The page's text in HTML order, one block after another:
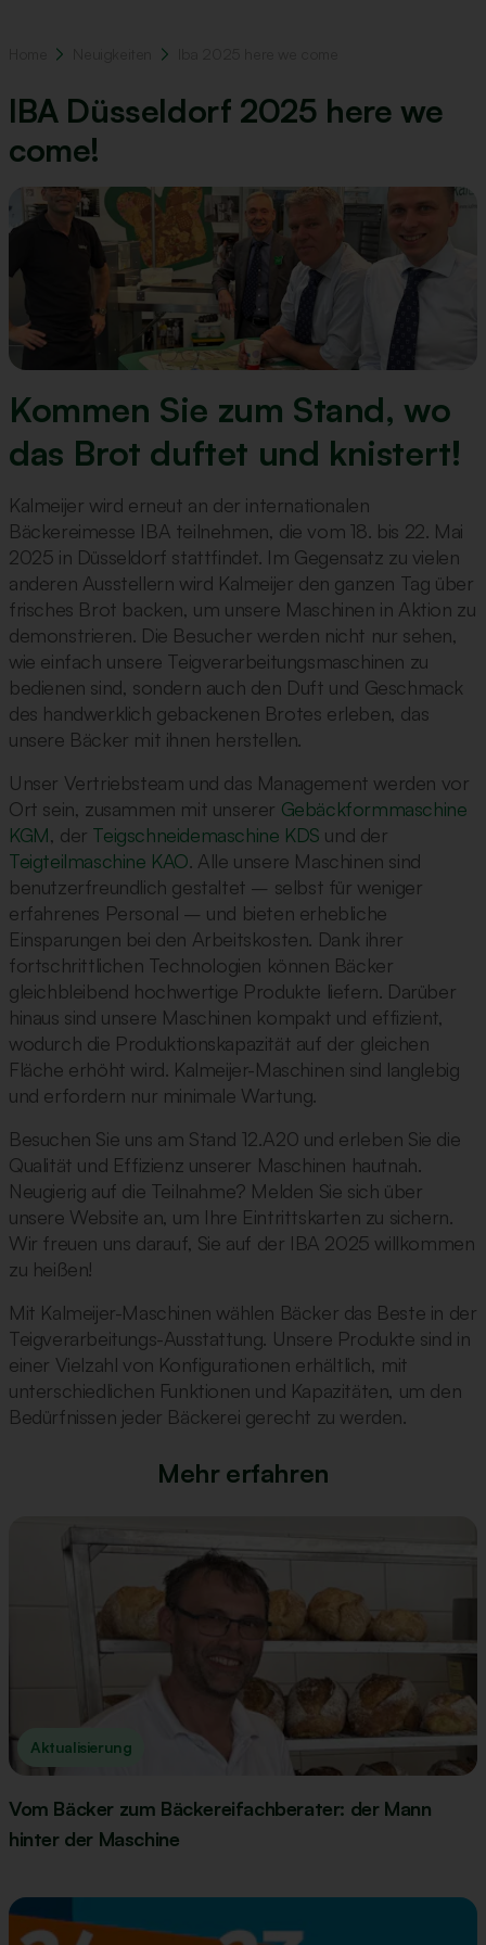
IBA Düsseldorf 2025 here we
come!
Kommen Sie zum Stand, wo
das Brot duftet und knistert!
Kalmeijer wird erneut an der internationalen
Bäckereimesse IBA teilnehmen, die vom 18. bis 22. Mai
2025 in Düsseldorf stattfindet. Im Gegensatz zu vielen
anderen Ausstellern wird Kalmeijer den ganzen Tag über
frisches Brot backen, um unsere Maschinen in Aktion zu
demonstrieren. Die Besucher werden nicht nur sehen,
wie einfach unsere Teigverarbeitungsmaschinen zu
bedienen sind, sondern auch den Duft und Geschmack
des handwerklich gebackenen Brotes erleben, das
unsere Bäcker mit ihnen herstellen.
Unser Vertriebsteam und das Management werden vor
Ort sein, zusammen mit unserer Gebäckformmaschine
KGM, der Teigschneidemaschine KDS und der
Teigteilmaschine KAO. Alle unsere Maschinen sind
benutzerfreundlich gestaltet – selbst für weniger
erfahrenes Personal – und bieten erhebliche
Einsparungen bei den Arbeitskosten. Dank ihrer
fortschrittlichen Technologien können Bäcker
gleichbleibend hochwertige Produkte liefern. Darüber
hinaus sind unsere Maschinen kompakt und effizient,
wodurch die Produktionskapazität auf der gleichen
Fläche erhöht wird. Kalmeijer-Maschinen sind langlebig
und erfordern nur minimale Wartung.
Besuchen Sie uns am Stand 12.A20 und erleben Sie die
Qualität und Effizienz unserer Maschinen hautnah.
Neugierig auf die Teilnahme? Melden Sie sich über
unsere Website an, um Ihre Eintrittskarten zu sichern.
Wir freuen uns darauf, Sie auf der IBA 2025 willkommen
zu heißen!
Mit Kalmeijer-Maschinen wählen Bäcker das Beste in der
Teigverarbeitungs-Ausstattung. Unsere Produkte sind in
einer Vielzahl von Konfigurationen erhältlich, mit
unterschiedlichen Funktionen und Kapazitäten, um den
Bedürfnissen jeder Bäckerei gerecht zu werden.
Mehr erfahren
Aktualisierung
Vom Bäcker zum Bäckereifachberater: der Mann
hinter der Maschine